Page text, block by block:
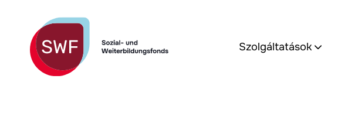
Szolgáltatások